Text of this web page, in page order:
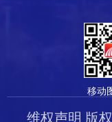
移动
维权声明 版